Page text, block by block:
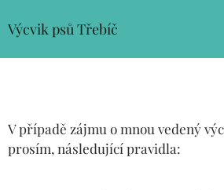
Výcvik psů Třebíč
V případě zájmu o mnou vedený
prosím, následující pravidla: